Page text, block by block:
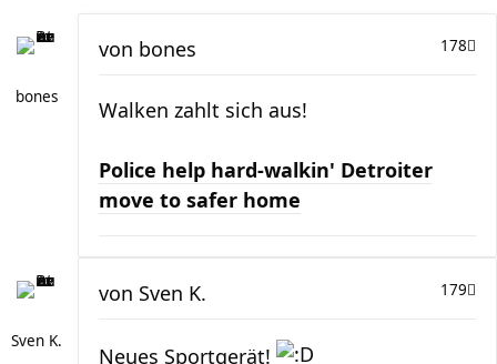
bones
178
von bones
Walken zahlt sich aus!
Police help hard-walkin' Detroiter
move to safer home
Sven K.
179
von Sven K.
Neues Sportgerät!